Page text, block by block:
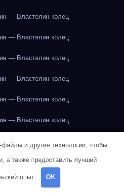
— Властелин колец
— Властелин колец
— Властелин колец
— Властелин колец
— Властелин колец
— Властелин колец
— Властелин колец
файлы и другие технологии, чтобы
а также предоставить лучший
опыт. OK